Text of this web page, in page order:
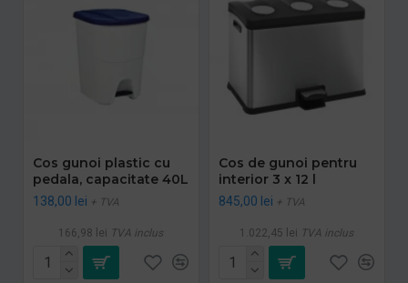
Cos gunoi plastic cu
pedala, capacitate 40L
138,00 lei + TVA
166,98 lei TVA inclus
Cos de gunoi pentru
interior 3 x 12 l
845,00 lei + TVA
1.022,45 lei TVA inclus